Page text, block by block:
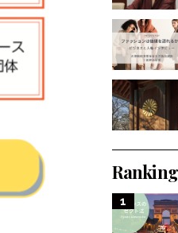
Ranking